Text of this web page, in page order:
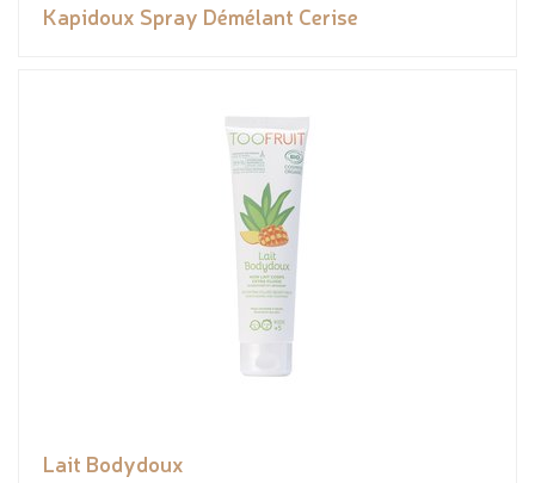
Kapidoux Spray Démélant Cerise
Lait Bodydoux